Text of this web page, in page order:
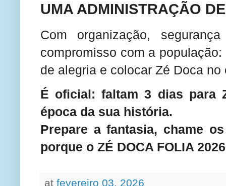
UMA ADMINISTRAÇÃO
Com organização,
compromisso com a
de alegria e colocar Zé Doca
É oficial: faltam 3 dias para
época da sua história.
Prepare a fantasia, chame
porque o ZÉ DOCA FOLIA
at fevereiro 03, 2026